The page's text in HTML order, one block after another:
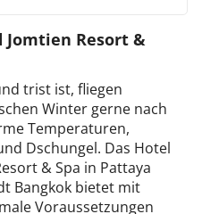
Jomtien Resort &
trist ist, fliegen
Winter gerne nach
Temperaturen,
Dschungel. Das Hotel
& Spa in Pattaya
Bangkok bietet mit
Voraussetzungen